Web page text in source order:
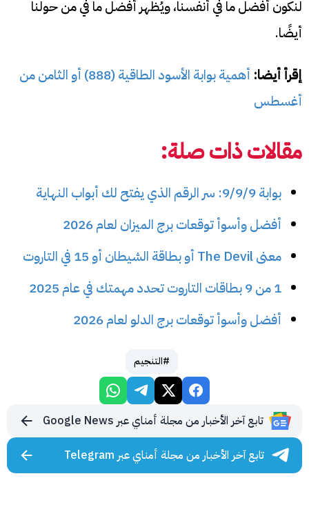
لنكون أفضل ما في أنفسنا، ويُظهر أفضل ما في من حولنا
أيضًا.
إقرأ أيضا:
أهمية بوابة الأسود الطاقية (888) أو الثامن من
أغسطس
مقالات ذات صلة:
بوابة 9/9/9: سر الرقم الذي يفتح لك أبواب النهاية
أفضل وأسوأ توقعات برج الميزان لعام 2026
معنى The Devil أو بطاقة الشيطان أو 15 في التاروت
1 من 9 بطاقات التاروت تحدد مهمتك في عام 2025
أفضل وأسوأ توقعات برج الدلو لعام 2026
#التنجيم
تابع آخر الأخبار من مجلة أمناي عبر Google News
تابع آخر الأخبار من مجلة أمناي عبر Telegram